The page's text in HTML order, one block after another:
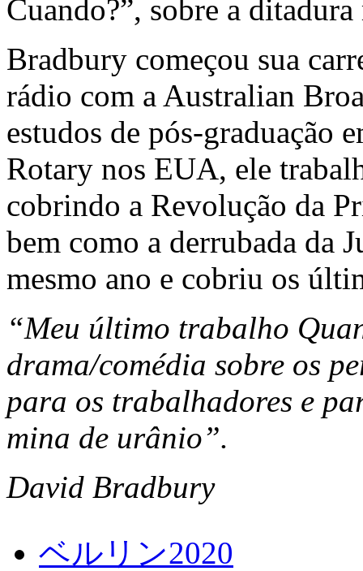
Cuando?”, sobre a
Bradbury começou sua
rádio com a Australian
estudos de pós-graduação
Rotary nos EUA, ele
cobrindo a Revolução da
bem como a derrubada da
mesmo ano e cobriu os
“Meu último trabalho
drama/comédia sobre os
para os trabalhadores e
mina de urânio”.
David Bradbury
ベルリン2020